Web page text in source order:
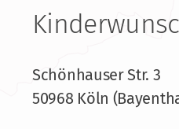
Schönhauser Str. 3
50968 Köln